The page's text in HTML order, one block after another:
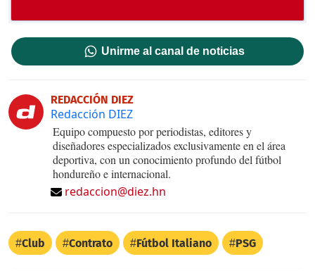
Unirme al canal de noticias
REDACCIÓN DIEZ
Redacción DIEZ
Equipo compuesto por periodistas, editores y
diseñadores especializados exclusivamente en el área
deportiva, con un conocimiento profundo del fútbol
hondureño e internacional.
redaccion@diez.hn
Club Contrato Fútbol Italiano PSG